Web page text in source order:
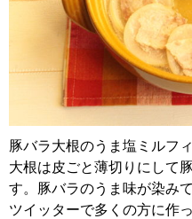
豚バラ大根のうま塩ミルフ
大根は皮ごと薄切りにして
す。豚バラのうま味が染み
ツイッターで多くの方に作